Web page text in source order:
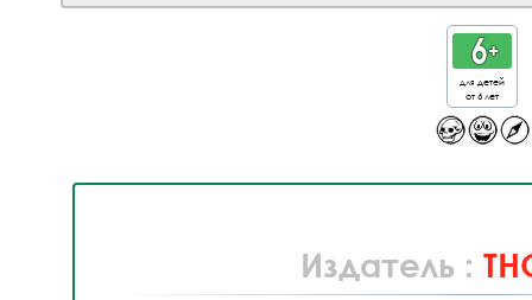
для детей
от 6 лет
Издатель :